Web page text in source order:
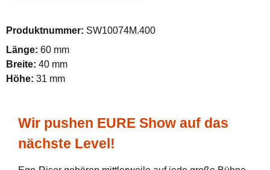
Produktnummer: SW10074M.400
Länge: 60 mm
Breite: 40 mm
Höhe: 31 mm
Wir pushen EURE Show auf das
nächste Level!